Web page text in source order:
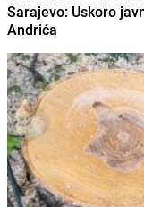
Sarajevo: Uskoro
Andrića